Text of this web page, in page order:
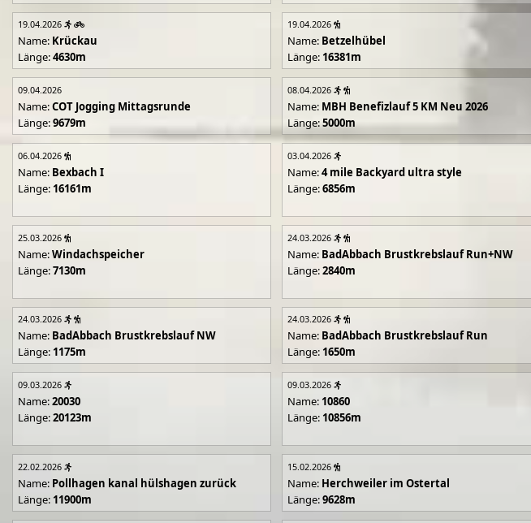
19.04.2026
Name: Krückau
Länge:4630m
19.04.2026
Name: Betzelhübel
Länge: 16381m
09.04.2026
Name:COT Jogging Mittagsrunde
Länge:9679m
08.04.2026
Name: MBH Benefizlauf 5 KM Neu 2026
Länge:5000m
06.04.2026
Name: Bexbach I
Länge: 16161m
03.04.2026
Name:4 mile Backyard ultra style
Länge:6856m
25.03.2026
Name:Windachspeicher
Länge:7130m
24.03.2026
Name: BadAbbach Brustkrebslauf Run+NW
Länge:2840m
24.03.2026
Name: BadAbbach Brustkrebslauf NW
Länge: 1175m
24.03.2026
Name: BadAbbach Brustkrebslauf Run
Länge: 1650m
09.03.2026
Name:20030
Länge:20123m
09.03.2026
Name: 10860
Länge: 10856m
22.02.2026
Name: Pollhagen kanal hülshagen zurück
Länge: 11900m
15.02.2026
Name: Herchweiler im Ostertal
Länge:9628m